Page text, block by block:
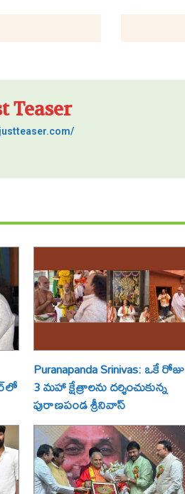
Teaser
Puranapanda Srinivas: ఒకే రోజు
3 మహా క్షేత్రాలను దర్శించుకున్న
పురాణపండ శ్రీనివాస్